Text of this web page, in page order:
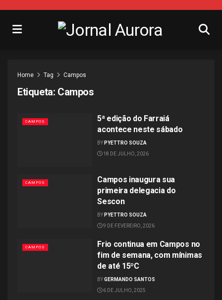
Home Tag Campos
Etiqueta: Campos
CAMPOS
5ª edição do Farraiá
acontece neste sábado
BY PYETTRO SOUZA
18 DE JULHO, 2026
CAMPOS
Campos inaugura sua
primeira delegacia do
Sescon
BY PYETTRO SOUZA
9 DE FEVEREIRO, 2026
CAMPOS
Frio continua em Campos no
fim de semana, com mínimas
de até 15ºC
BYGERMANDO SANTOS
6 DE JULHO, 2025